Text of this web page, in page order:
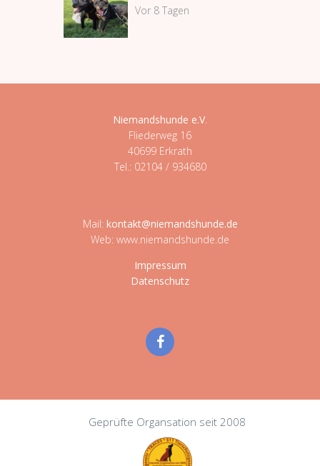
Vor 8 Tagen
Niemandshunde e.V.
Fliederweg 16
40699 Erkrath
Tel.: 02104 / 934680
Mail: kontakt@niemandshunde.de
Web: www.niemandshunde.de
Impressum
Datenschutz
Geprüfte Organsation seit 2008